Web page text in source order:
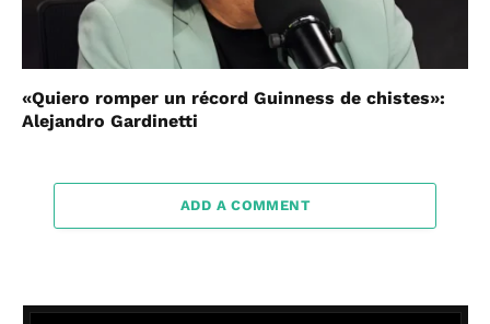
«Quiero romper un récord Guinness de chistes»:
Alejandro Gardinetti
ADD A COMMENT